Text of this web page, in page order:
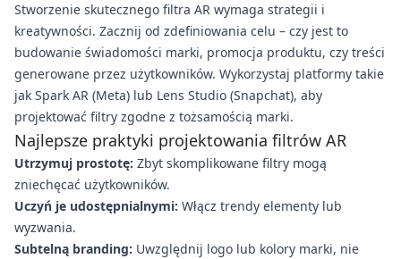
Stworzenie skutecznego filtra AR wymaga strategii i
kreatywności. Zacznij od zdefiniowania celu – czy jest to
budowanie świadomości marki, promocja produktu, czy treści
generowane przez użytkowników. Wykorzystaj platformy takie
jak Spark AR (Meta) lub Lens Studio (Snapchat), aby
projektować filtry zgodne z tożsamością marki.
Najlepsze praktyki projektowania filtrów AR
Utrzymuj prostotę: Zbyt skomplikowane filtry mogą
zniechęcać użytkowników.
Uczyń je udostępnialnymi: Włącz trendy elementy lub
wyzwania.
Subtelną branding: Uwzględnij logo lub kolory marki, nie